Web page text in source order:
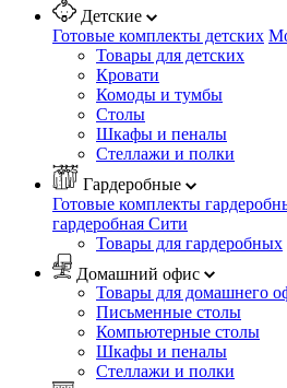
Детские
Готовые комплекты детских
Товары для детских
Кровати
Комоды и тумбы
Столы
Шкафы и пеналы
Стеллажи и полки
Гардеробные
Готовые комплекты
гардеробная Сити
Товары для гардеробных
Домашний офис
Товары для домашнего
Письменные столы
Компьютерные столы
Шкафы и пеналы
Стеллажи и полки